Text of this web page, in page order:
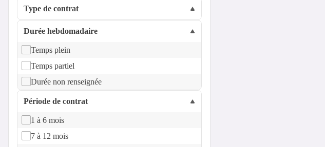
Type de contrat
Durée hebdomadaire
Temps plein
Temps partiel
Durée non renseignée
Période de contrat
1 à 6 mois
7 à 12 mois